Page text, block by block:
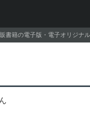
書籍の電子版・電子オリジナ